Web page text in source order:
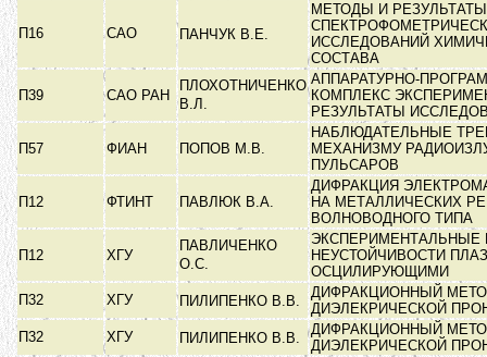
П16 САО ПАНЧУК В.Е.
МЕТОДЫ И РЕЗУЛЬТАТЫ
ИССЛЕДОВАНИЙ
СОСТАВА
П39 САО РАН
ПЛОХОТНИЧЕНКО
В.Л.
АППАРАТУРНО-
КОМПЛЕКС
РЕЗУЛЬТАТЫ
П57 ФИАН ПОПОВ М.В.
НАБЛЮДАТЕЛЬНЫЕ
МЕХАНИЗМУ
ПУЛЬСАРОВ
П12 ФТИНТ ПАВЛЮК В.А.
ДИФРАКЦИЯ
НА МЕТАЛЛИЧЕСКИХ
ВОЛНОВОДНОГО ТИПА
П12 ХГУ
ПАВЛИЧЕНКО
О.С.
ЭКСПЕРИМЕНТАЛЬНЫЕ
НЕУСТОЙЧИВОСТИ
ОСЦИЛИРУЮЩИМИ
П32
ХГУ ПИЛИПЕНКО В.В.
ДИФРАКЦИОННЫЙ
ДИЭЛЕКРИЧЕСКОЙ
П32
ХГУ ПИЛИПЕНКО В.В.
ДИФРАКЦИОННЫЙ
ДИЭЛЕКРИЧЕСКОЙ